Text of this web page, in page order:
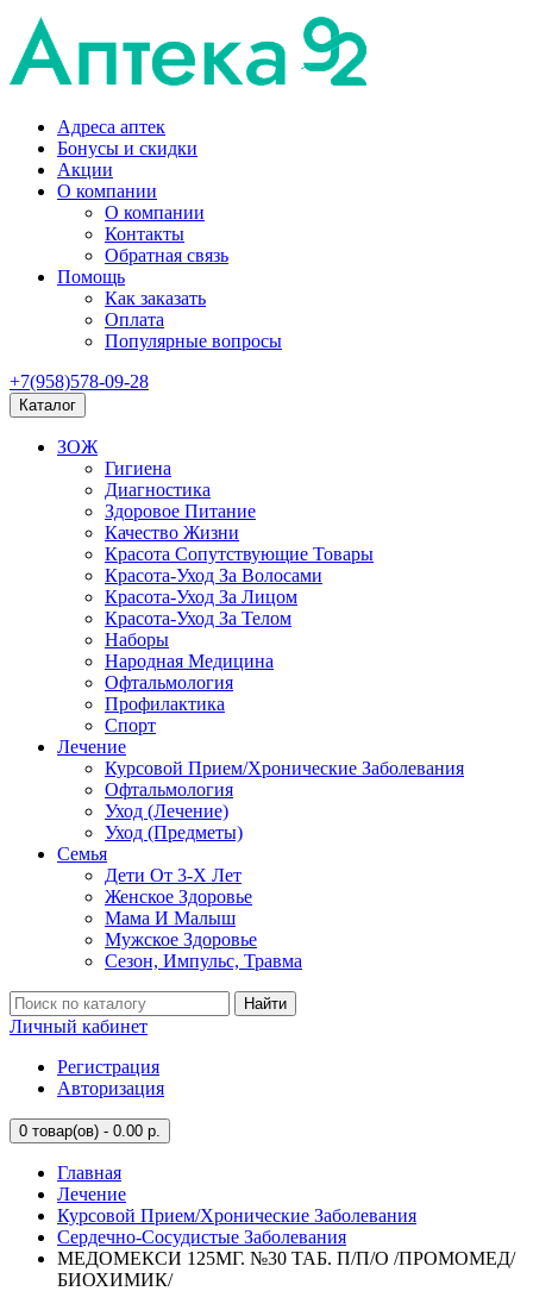
Адреса аптек
Бонусы и скидки
Акции
О компании
О компании
Контакты
Обратная связь
Помощь
Как заказать
Оплата
Популярные вопросы
+7(958)578-09-28
Каталог
ЗОЖ
Гигиена
Диагностика
Здоровое Питание
Качество Жизни
Красота Сопутствующие Товары
Красота-Уход За Волосами
Красота-Уход За Лицом
Красота-Уход За Телом
Наборы
Народная Медицина
Офтальмология
Профилактика
Спорт
Лечение
Курсовой Прием/Хронические Заболевания
Офтальмология
Уход (Лечение)
Уход (Предметы)
Семья
Дети От 3-Х Лет
Женское Здоровье
Мама И Малыш
Мужское Здоровье
Сезон, Импульс, Травма
Найти
Личный кабинет
Регистрация
Авторизация
0 товар(ов) - 0.00 р.
Главная
Лечение
Курсовой Прием/Хронические Заболевания
Сердечно-Сосудистые Заболевания
МЕДОМЕКСИ 125МГ. №30 ТАБ. П/П/О /ПРОМОМЕД/
БИОХИМИК/